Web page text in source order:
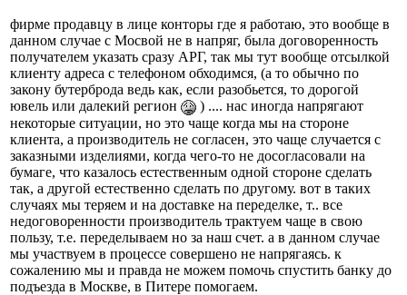
фирме продавцу в лице конторы где я работаю, это вообще в
данном случае с Мосвой не в напряг, была договоренность
получателем указать сразу АРГ, так мы тут вообще отсылкой
клиенту адреса с телефоном обходимся, (а то обычно по
закону бутерброда ведь как, если разобьется, то дорогой
ювель или далекий регион
) .... нас иногда напрягают
некоторые ситуации, но это чаще когда мы на стороне
клиента, а производитель не согласен, это чаще случается с
заказными изделиями, когда чего-то не досогласовали на
бумаге, что казалось естественным одной стороне сделать
так, а другой естественно сделать по другому. вот в таких
случаях мы теряем и на доставке на переделке, т.. все
недоговоренности производитель трактуем чаще в свою
пользу, т.е. переделываем но за наш счет. а в данном случае
мы участвуем в процессе совершено не напрягаясь. к
сожалению мы и правда не можем помочь спустить банку до
подъезда в Москве, в Питере помогаем.